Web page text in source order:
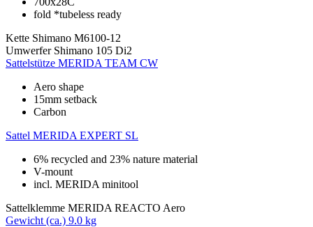
fold *tubeless ready
Kette Shimano M6100-12
Umwerfer Shimano 105 Di2
Sattelstütze MERIDA TEAM CW
Aero shape
15mm setback
Carbon
Sattel MERIDA EXPERT SL
6% recycled and 23% nature material
V-mount
incl. MERIDA minitool
Sattelklemme MERIDA REACTO Aero
Gewicht (ca.) 9.0 kg